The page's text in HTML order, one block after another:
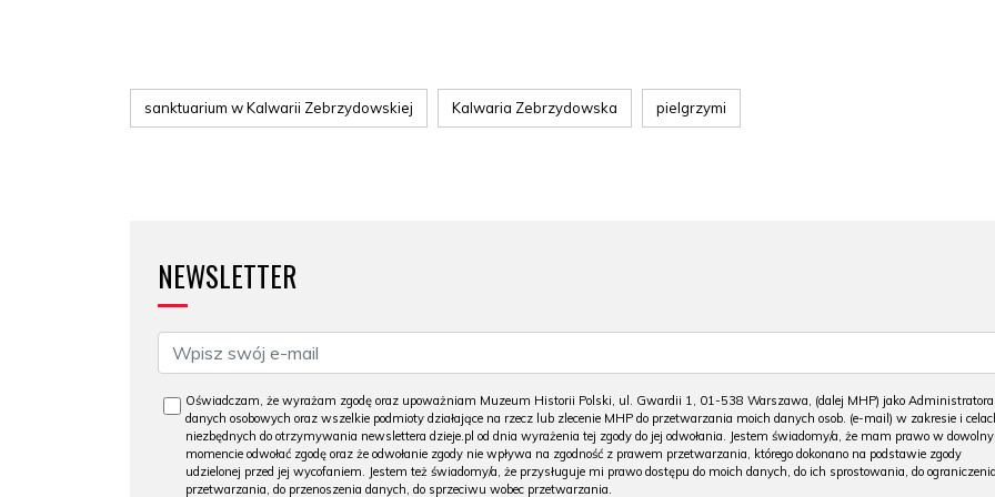
sanktuarium w Kalwarii Zebrzydowskiej Kalwaria Zebrzydowska pielgrzymi
NEWSLETTER
Oświadczam, że wyrażam zgodę oraz upoważniam Muzeum Historii Polski, ul. Gwardii 1, 01-538 Warszawa, (dalej MHP) jako Administratora
danych osobowych oraz wszelkie podmioty działające na rzecz lub zlecenie MHP do przetwarzania moich danych osob. (e-mail) w zakresie i
niezbędnych do otrzymywania newslettera dzieje.pl od dnia wyrażenia tej zgody do jej odwołania. Jestem świadomy/a, że mam prawo w
momencie odwołać zgodę oraz że odwołanie zgody nie wpływa na zgodność z prawem przetwarzania, którego dokonano na podstawie zgody
udzielonej przed jej wycofaniem. Jestem też świadomy/a, że przysługuje mi prawo dostępu do moich danych, do ich sprostowania, do ograniczenia
przetwarzania, do przenoszenia danych, do sprzeciwu wobec przetwarzania.